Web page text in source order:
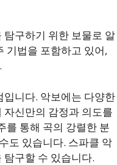
구하기 위한 보물로 알
기법을 포함하고 있어,
니다. 악보에는 다양한
신만의 감정과 의도를
를 통해 곡의 강렬한 분
도 있습니다. 스파클 악
구할 수 있습니다.